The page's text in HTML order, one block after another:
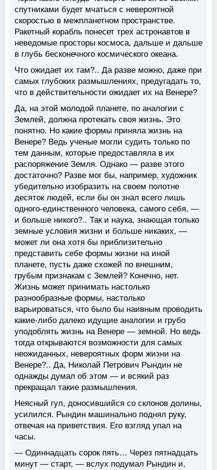
спутниками будет мчаться с невероятной
скоростью в межпланетном пространстве.
Ракетный корабль понесет трех астронавтов в
неведомые просторы космоса, дальше и дальше
в глубь бесконечного космического океана.
Что ожидает их там?.. Да разве можно, даже при
самых глубоких размышлениях, предугадать то,
что в действительности ожидает их на Венере?
Да, на этой молодой планете, по аналогии с
Землей, должна протекать своя жизнь. Это
понятно. Но какие формы приняла жизнь на
Венере? Ведь ученые могли судить только по
тем данным, которые предоставляла в их
распоряжение Земля. Однако — разве этого
достаточно? Разве мог бы, например, художник
убедительно изобразить на своем полотне
десяток людей, если бы он знал всего лишь
одного-единственного человека, самого себя, —
и больше никого?.. Так и наука, знающая только
земные условия жизни и больше никаких, —
может ли она хотя бы приблизительно
представить себе формы жизни на иной
планете, пусть даже схожей по внешним,
грубым признакам с Землей? Конечно, нет.
Жизнь может принимать настолько
разнообразные формы, настолько
варьироваться, что было бы наивным проводить
какие-либо далеко идущие аналогии и грубо
уподоблять жизнь на Венере — земной. Но ведь
тогда открываются возможности для самых
неожиданных, невероятных форм жизни на
Венере?.. Да, Николай Петрович Рындин не
однажды думал об этом — и всякий раз
прекращал такие размышления.
Неясный гул, доносившийся со склонов долины,
усилился. Рындин машинально поднял руку,
отвечая на приветствия. Его взгляд упал на
часы.
— Одиннадцать сорок пять… Через пятнадцать
минут — старт, — вслух подумал Рындин и,